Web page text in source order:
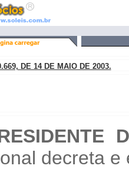
DE 14 DE MAIO DE 2003.
decreta